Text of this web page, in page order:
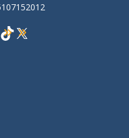
TikTok
X